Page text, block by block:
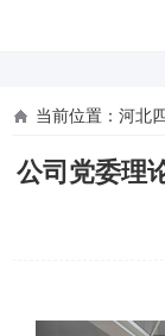
当前位置： 河北
公司党委理